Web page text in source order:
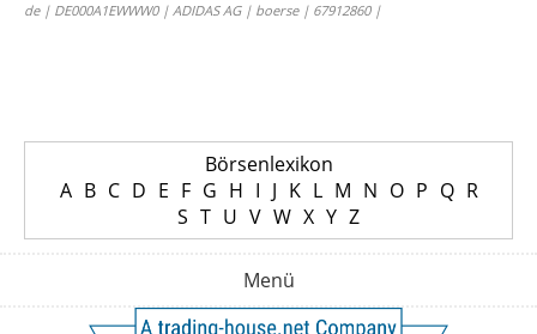
de | DE000A1EWWW0 | ADIDAS AG | boerse | 67912860 |
Börsenlexikon
A B C D E F G H I J K L M N O P Q R
S T U V W X Y Z
Menü